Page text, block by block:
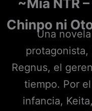
~Mia NTR
Chinpo ni
Una
protagonista,
Regnus, el
tiempo. Por
infancia,